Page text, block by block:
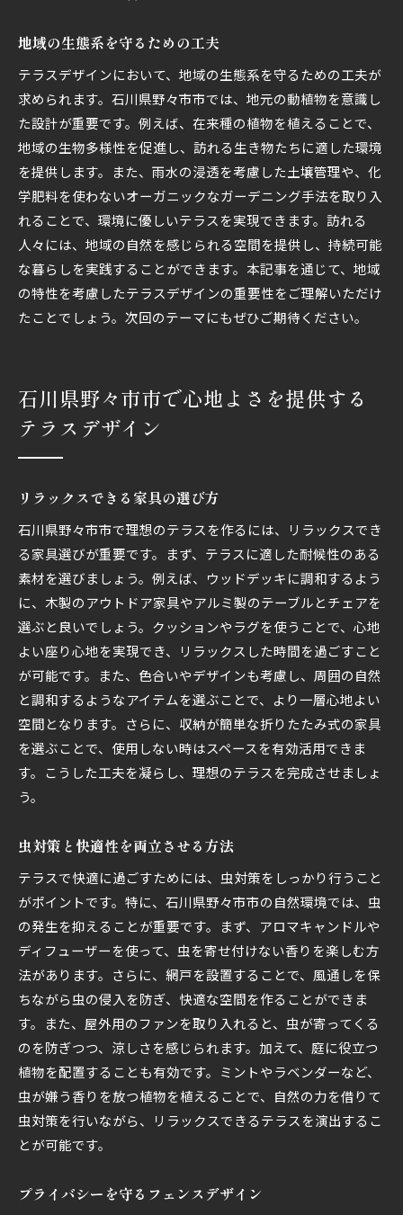
地域の生態系を守るための工夫
テラスデザインにおいて、地域の生態系を守るための工夫が
求められます。石川県野々市市では、地元の動植物を意識し
た設計が重要です。例えば、在来種の植物を植えることで、
地域の生物多様性を促進し、訪れる生き物たちに適した環境
を提供します。また、雨水の浸透を考慮した土壌管理や、化
学肥料を使わないオーガニックなガーデニング手法を取り入
れることで、環境に優しいテラスを実現できます。訪れる
人々には、地域の自然を感じられる空間を提供し、持続可能
な暮らしを実践することができます。本記事を通じて、地域
の特性を考慮したテラスデザインの重要性をご理解いただけ
たことでしょう。次回のテーマにもぜひご期待ください。
石川県野々市市で心地よさを提供する
テラスデザイン
リラックスできる家具の選び方
石川県野々市市で理想のテラスを作るには、リラックスでき
る家具選びが重要です。まず、テラスに適した耐候性のある
素材を選びましょう。例えば、ウッドデッキに調和するよう
に、木製のアウトドア家具やアルミ製のテーブルとチェアを
選ぶと良いでしょう。クッションやラグを使うことで、心地
よい座り心地を実現でき、リラックスした時間を過ごすこと
が可能です。また、色合いやデザインも考慮し、周囲の自然
と調和するようなアイテムを選ぶことで、より一層心地よい
空間となります。さらに、収納が簡単な折りたたみ式の家具
を選ぶことで、使用しない時はスペースを有効活用できま
す。こうした工夫を凝らし、理想のテラスを完成させましょ
う。
虫対策と快適性を両立させる方法
テラスで快適に過ごすためには、虫対策をしっかり行うこと
がポイントです。特に、石川県野々市市の自然環境では、虫
の発生を抑えることが重要です。まず、アロマキャンドルや
ディフューザーを使って、虫を寄せ付けない香りを楽しむ方
法があります。さらに、網戸を設置することで、風通しを保
ちながら虫の侵入を防ぎ、快適な空間を作ることができま
す。また、屋外用のファンを取り入れると、虫が寄ってくる
のを防ぎつつ、涼しさを感じられます。加えて、庭に役立つ
植物を配置することも有効です。ミントやラベンダーなど、
虫が嫌う香りを放つ植物を植えることで、自然の力を借りて
虫対策を行いながら、リラックスできるテラスを演出するこ
とが可能です。
プライバシーを守るフェンスデザイン